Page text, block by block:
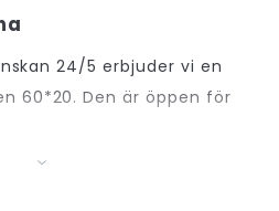
24/5 erbjuder vi en
60*20. Den är öppen för